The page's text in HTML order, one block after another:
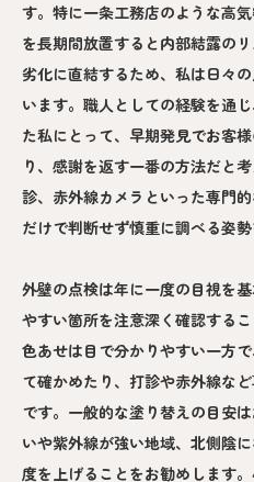
す。特に一条工務店のような高
を長期間放置すると内部結露の
劣化に直結するため、私は日々
います。職人としての経験を通
た私にとって、早期発見でお客
り、感謝を返す一番の方法だと
診、赤外線カメラといった専門
だけで判断せず慎重に調べる姿勢
外壁の点検は年に一度の目視を
やすい箇所を注意深く確認する
色あせは目で分かりやすい一方
て確かめたり、打診や赤外線な
です。一般的な塗り替えの目安
いや紫外線が強い地域、北側陰
度を上げることをお勧めします